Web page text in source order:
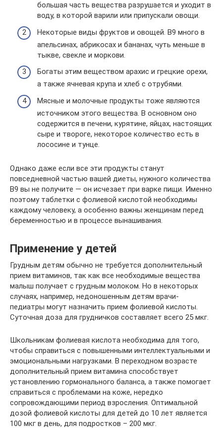
большая часть вещества разрушается и уходит в
воду, в которой варили или припускали овощи.
Некоторые виды фруктов и овощей. В9 много в
апельсинах, абрикосах и бананах, чуть меньше в
тыкве, свекле и моркови.
Богаты этим веществом арахис и грецкие орехи,
а также ячневая крупа и хлеб с отрубями.
Мясные и молочные продукты тоже являются
источником этого вещества. В основном оно
содержится в печени, курятине, яйцах, настоящих
сыре и твороге, некоторое количество есть в
лососине и тунце.
Однако даже если все эти продукты станут
повседневной частью вашей диеты, нужного количества
В9 вы не получите — он исчезает при варке пищи. Именно
поэтому таблетки с фолиевой кислотой необходимы
каждому человеку, а особенно важны женщинам перед
беременностью и в процессе вынашивания.
Применение у детей
Грудным детям обычно не требуется дополнительный
прием витаминов, так как все необходимые вещества
малыш получает с грудным молоком. Но в некоторых
случаях, например, недоношенным детям врачи-
педиатры могут назначить прием фолиевой кислоты.
Суточная доза для грудничков составляет всего 25 мкг.
Школьникам фолиевая кислота необходима для того,
чтобы справиться с повышенными интеллектуальными и
эмоциональными нагрузками. В переходном возрасте
дополнительный прием витамина способствует
установлению гормонального баланса, а также помогает
справиться с проблемами на коже, нередко
сопровождающими период взросления. Оптимальной
дозой фолиевой кислоты для детей до 10 лет является
100 мкг в день, для подростков – 200 мкг.